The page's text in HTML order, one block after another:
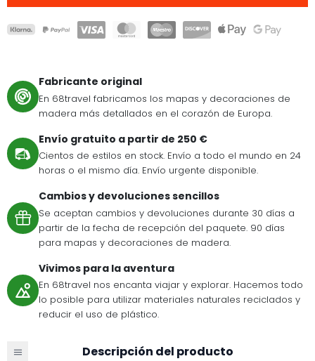
Fabricante original
En 68travel fabricamos los mapas y decoraciones de
madera más detallados en el corazón de Europa.
Envío gratuito a partir de 250 €
Cientos de estilos en stock. Envío a todo el mundo en 24
horas o el mismo día. Envío urgente disponible.
Cambios y devoluciones sencillos
Se aceptan cambios y devoluciones durante 30 días a
partir de la fecha de recepción del paquete. 90 días
para mapas y decoraciones de madera.
Vivimos para la aventura
En 68travel nos encanta viajar y explorar. Hacemos todo
lo posible para utilizar materiales naturales reciclados y
reducir el uso de plástico.
Descripción del producto